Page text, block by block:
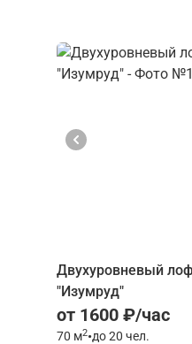
Двухуровневый
"Изумруд"
от 1600 ₽/час
70 м2•до 20 чел.